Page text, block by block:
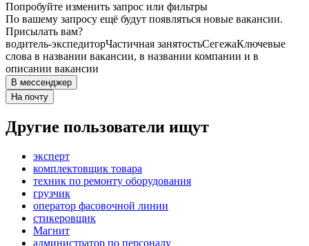
Попробуйте изменить запрос или фильтры
По вашему запросу ещё будут появляться новые вакансии.
Присылать вам?
водитель-экспедиторЧастичная занятостьСегежаКлючевые
слова в названии вакансии, в названии компании и в
описании вакансии
В мессенджер
На почту
Другие пользователи ищут
эксперт
комплектовщик товара
техник по ремонту оборудования
грузчик
оператор фасовочной линии
стикеровщик
Магнит
администратор по персоналу